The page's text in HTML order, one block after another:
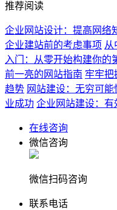
推荐阅读
企业网站设计：提高网络
企业建站前的考虑事项 从
入门：从零开始构建你的
前一亮的网站指南 牢牢把
趋势 网站建设：无穷可能
业成功 企业网站建设：
在线咨询
微信咨询
微信扫码咨询
联系电话